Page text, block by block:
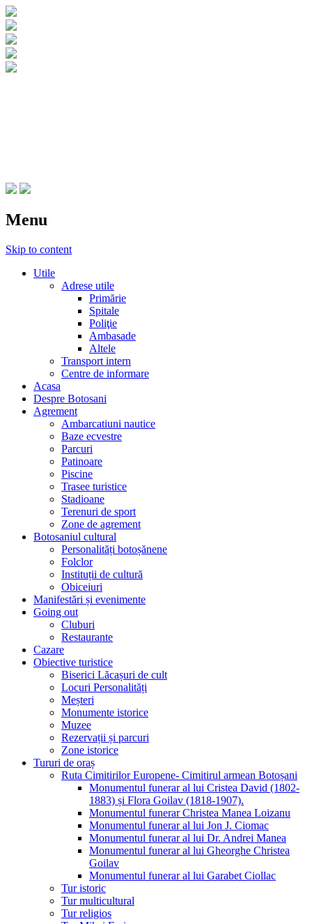
Menu
Skip to content
Utile
Adrese utile
Primărie
Spitale
Poliţie
Ambasade
Altele
Transport intern
Centre de informare
Acasa
Despre Botosani
Agrement
Ambarcatiuni nautice
Baze ecvestre
Parcuri
Patinoare
Piscine
Trasee turistice
Stadioane
Terenuri de sport
Zone de agrement
Botosaniul cultural
Personalități botoșănene
Folclor
Instituții de cultură
Obiceiuri
Manifestări și evenimente
Going out
Cluburi
Restaurante
Cazare
Obiective turistice
Biserici Lăcașuri de cult
Locuri Personalități
Meșteri
Monumente istorice
Muzee
Rezervații și parcuri
Zone istorice
Tururi de oraș
Ruta Cimitirilor Europene- Cimitirul armean Botoșani
Monumentul funerar al lui Cristea David (1802-
1883) și Flora Goilav (1818-1907).
Monumentul funerar Christea Manea Loizanu
Monumentul funerar al lui Jon J. Ciomac
Monumentul funerar al lui Dr. Andrei Manea
Monumentul funerar al lui Gheorghe Christea
Goilav
Monumentul funerar al lui Garabet Ciollac
Tur istoric
Tur multicultural
Tur religios